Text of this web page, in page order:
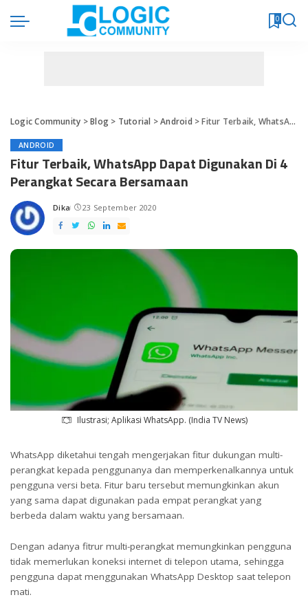
0
Logic Community >Blog> Tutorial >Android >Fitur Terbaik, WhatsApp Dapat Digunakan Di 4 Perangkat Secara Bersamaan
ANDROID
Fitur Terbaik, WhatsApp Dapat Digunakan Di 4
Perangkat Secara Bersamaan
Posted
by
Dika 23 September 2020
Ilustrasi; Aplikasi WhatsApp. (India TV News)
WhatsApp diketahui tengah mengerjakan fitur dukungan multi-
perangkat kepada penggunanya dan memperkenalkannya untuk
pengguna versi beta. Fitur baru tersebut memungkinkan akun
yang sama dapat digunakan pada empat perangkat yang
berbeda dalam waktu yang bersamaan.
Dengan adanya fitrur multi-perangkat memungkinkan pengguna
tidak memerlukan koneksi internet di telepon utama, sehingga
pengguna dapat menggunakan WhatsApp Desktop saat telepon
mati.